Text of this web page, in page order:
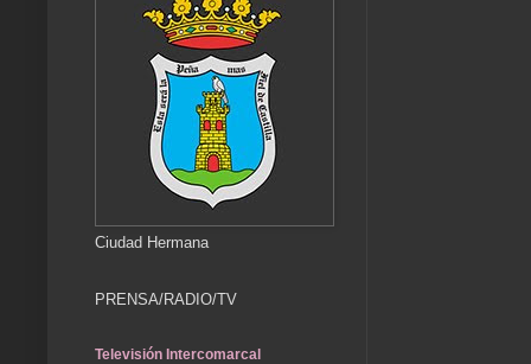
Ciudad Hermana
PRENSA/RADIO/TV
Televisión Intercomarcal